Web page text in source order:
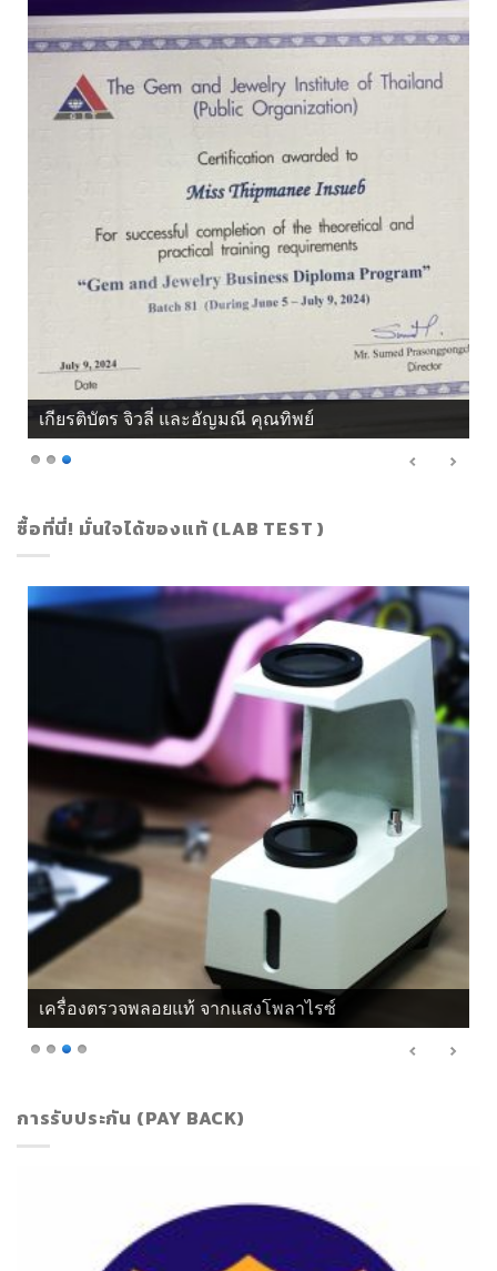
เกียรติบัตร จิวลี่ และอัญมณี คุณทิพย์
ซื้อที่นี่! มั่นใจได้ของแท้ (LAB TEST )
เครื่องตรวจพลอยแท้ จากแสงโพลาไรซ์
การรับประกัน (PAY BACK)